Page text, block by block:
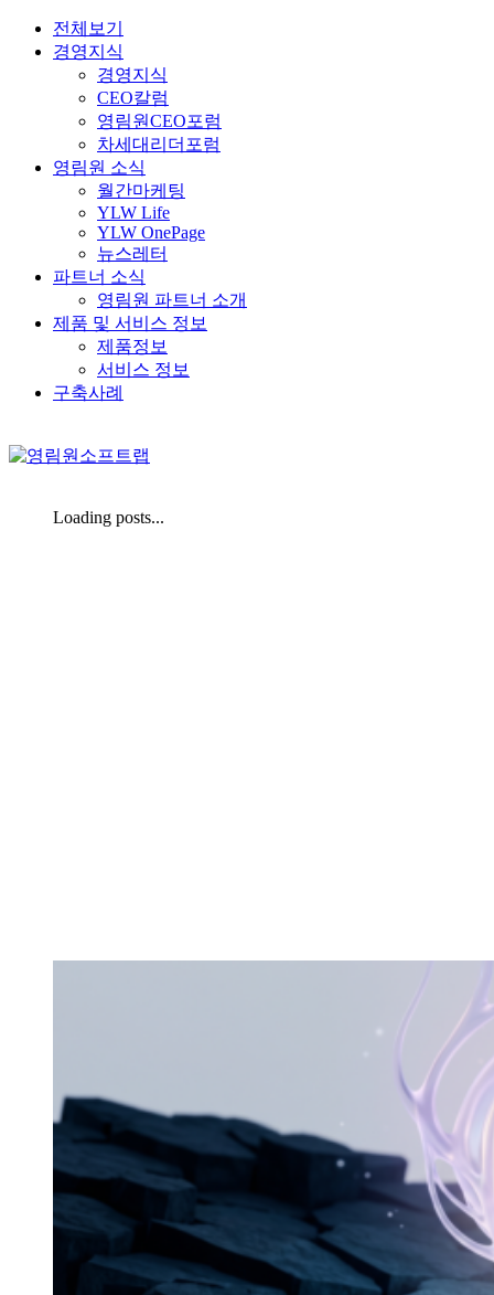
전체보기
경영지식
경영지식
CEO칼럼
영림원CEO포럼
차세대리더포럼
영림원 소식
월간마케팅
YLW Life
YLW OnePage
뉴스레터
파트너 소식
영림원 파트너 소개
제품 및 서비스 정보
제품정보
서비스 정보
구축사례
Loading posts...